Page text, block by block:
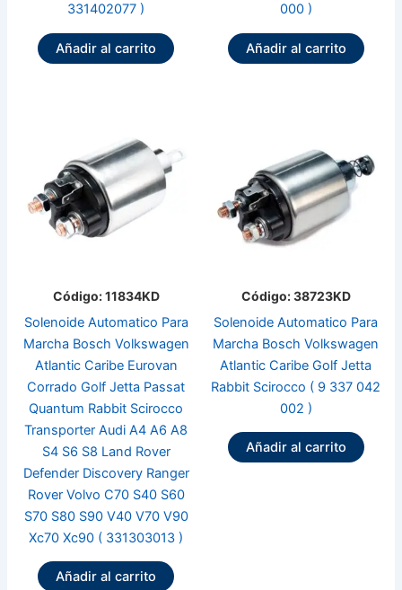
331402077 )
Añadir al carrito
000 )
Añadir al carrito
Código: 11834KD
Solenoide Automatico Para
Marcha Bosch Volkswagen
Atlantic Caribe Eurovan
Corrado Golf Jetta Passat
Quantum Rabbit Scirocco
Transporter Audi A4 A6 A8
S4 S6 S8 Land Rover
Defender Discovery Ranger
Rover Volvo C70 S40 S60
S70 S80 S90 V40 V70 V90
Xc70 Xc90 ( 331303013 )
Añadir al carrito
Código: 38723KD
Solenoide Automatico Para
Marcha Bosch Volkswagen
Atlantic Caribe Golf Jetta
Rabbit Scirocco ( 9 337 042
002 )
Añadir al carrito